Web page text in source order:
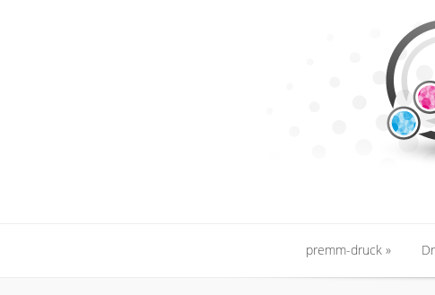
premm-druck